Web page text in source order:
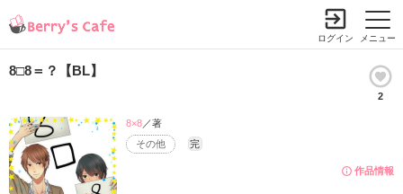
メニュー
ログイン
8□8＝？【BL】
2
作品情報
その他 完
8×8／著